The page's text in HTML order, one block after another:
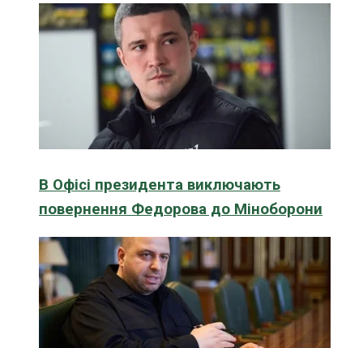
В Офісі президента виключають
повернення Федорова до Міноборони